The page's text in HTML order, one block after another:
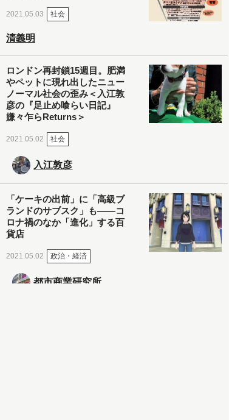
2021.05.03 社会
清義明
ロンドン再封鎖15週目。肥満
やペットに現れ出したニュー
ノーマル社会の歪み＜入江敦
彦の『足止め喰らい日記』
嫌々乍らReturns＞
2021.05.02 社会
入江敦彦
「ケーキの出前」に「高級ブ
ランドのサブスク」も――コ
ロナ禍のなか「進化」する百
貨店
2021.05.02 政治・経済
都市商業研究所